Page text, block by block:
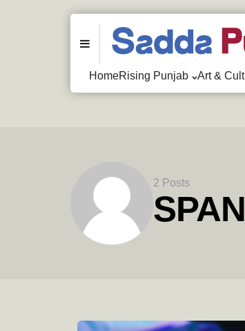
Menu
HomeRising Punjab Art &
2 Posts